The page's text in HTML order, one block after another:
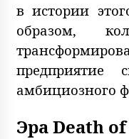
в истории
образом,
предприятие
амбициозного
Эра Death